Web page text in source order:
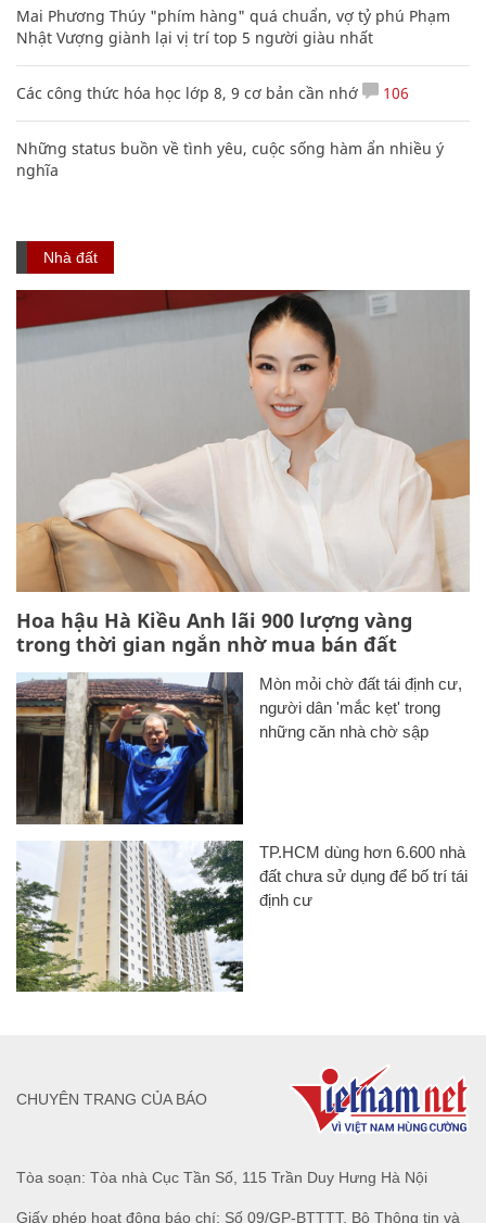
Mai Phương Thúy "phím hàng" quá chuẩn, vợ tỷ phú Phạm
Nhật Vượng giành lại vị trí top 5 người giàu nhất
Các công thức hóa học lớp 8, 9 cơ bản cần nhớ 106
Những status buồn về tình yêu, cuộc sống hàm ẩn nhiều ý
nghĩa
Nhà đất
Hoa hậu Hà Kiều Anh lãi 900 lượng vàng
trong thời gian ngắn nhờ mua bán đất
Mòn mỏi chờ đất tái định cư,
người dân 'mắc kẹt' trong
những căn nhà chờ sập
TP.HCM dùng hơn 6.600 nhà
đất chưa sử dụng để bố trí tái
định cư
Tòa soạn: Tòa nhà Cục Tần Số, 115 Trần Duy Hưng Hà Nội
Giấy phép hoạt động báo chí: Số 09/GP-BTTTT, Bộ Thông tin và
CHUYÊN TRANG CỦA BÁO